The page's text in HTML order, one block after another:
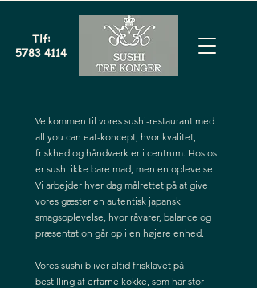
Tlf:
5783 4114
Velkommen til vores sushi-restaurant med
all you can eat-koncept, hvor kvalitet,
friskhed og håndværk er i centrum. Hos os
er sushi ikke bare mad, men en oplevelse.
Vi arbejder hver dag målrettet på at give
vores gæster en autentisk japansk
smagsoplevelse, hvor råvarer, balance og
præsentation går op i en højere enhed.
Vores sushi bliver altid frisklavet på
bestilling af erfarne kokke, som har stor